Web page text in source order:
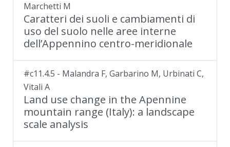
Marchetti M
Caratteri dei suoli e cambiamenti di
uso del suolo nelle aree interne
dell’Appennino centro-meridionale
#c11.4.5 - Malandra F, Garbarino M, Urbinati C,
Vitali A
Land use change in the Apennine
mountain range (Italy): a landscape
scale analysis